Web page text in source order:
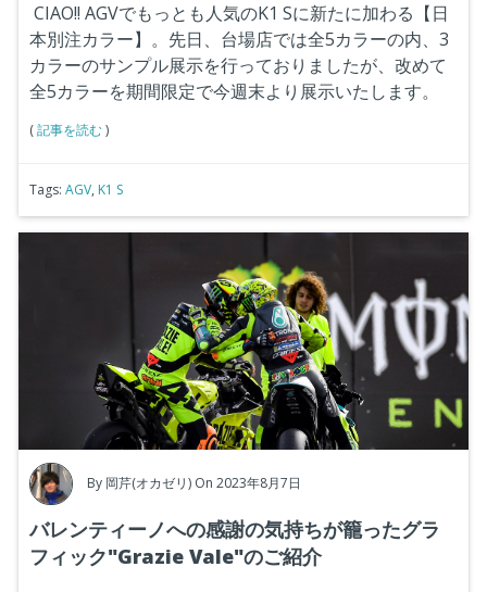
CIAO!! AGVでもっとも人気のK1 Sに新たに加わる【日
本別注カラー】。先日、台場店では全5カラーの内、3
カラーのサンプル展示を行っておりましたが、改めて
全5カラーを期間限定で今週末より展示いたします。
(記事を読む)
Tags: AGV, K1 S
By 岡芹(オカゼリ) On 2023年8月7日
バレンティーノへの感謝の気持ちが籠ったグラ
フィック"Grazie Vale"のご紹介